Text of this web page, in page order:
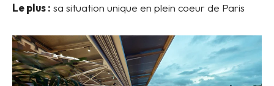
Le plus : sa situation unique en plein coeur de Paris